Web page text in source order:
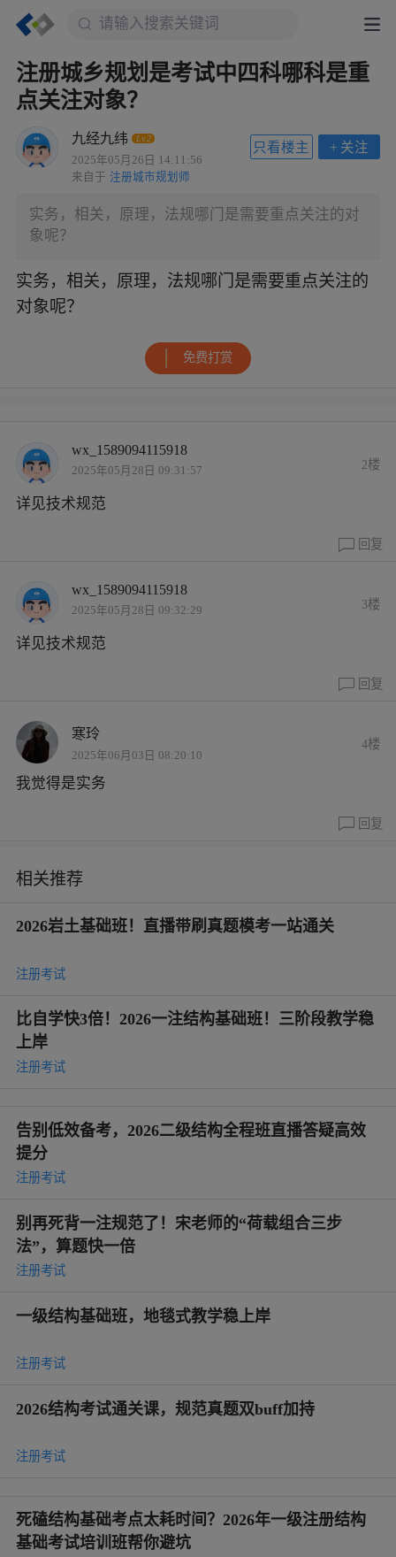
注册城乡规划是考试中四科哪科是重
点关注对象？
九经九纬 Lv.2
2025年05月26日 14:11:56
来自于 注册城市规划师
+ 关注
只看楼主
实务，相关，原理，法规哪门是需要重点关注的对
象呢？
实务，相关，原理，法规哪门是需要重点关注的
对象呢？
免费打赏
wx_1589094115918
2025年05月28日 09:31:57 2楼
详见技术规范
回复
wx_1589094115918
2025年05月28日 09:32:29 3楼
详见技术规范
回复
寒玲
2025年06月03日 08:20:10
4楼
我觉得是实务
回复
相关推荐
2026岩土基础班！直播带刷真题模考一站通关
注册考试
比自学快3倍！2026一注结构基础班！三阶段教学稳
上岸
注册考试
告别低效备考，2026二级结构全程班直播答疑高效
提分
注册考试
别再死背一注规范了！宋老师的“荷载组合三步
法”，算题快一倍
注册考试
一级结构基础班，地毯式教学稳上岸
注册考试
2026结构考试通关课，规范真题双buff加持
注册考试
死磕结构基础考点太耗时间？2026年一级注册结构
基础考试培训班帮你避坑